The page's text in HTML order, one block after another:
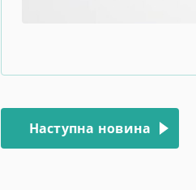
записівНаступна новина